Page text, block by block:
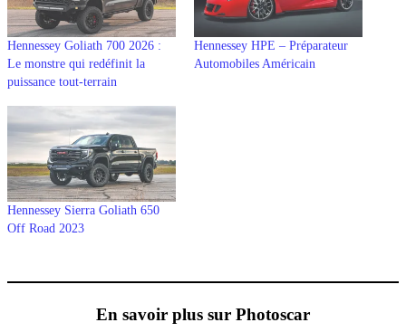
Hennessey Goliath 700 2026 :
Le monstre qui redéfinit la
puissance tout-terrain
Hennessey HPE – Préparateur
Automobiles Américain
Hennessey Sierra Goliath 650
Off Road 2023
En savoir plus sur Photoscar